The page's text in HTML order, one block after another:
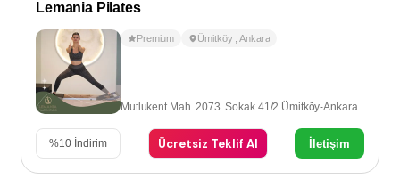
Lemania Pilates
Premium Ümitköy ,Ankara
Mutlukent Mah. 2073. Sokak 41/2 Ümitköy-Ankara
%10 İndirim Ücretsiz Teklif Al İletişim